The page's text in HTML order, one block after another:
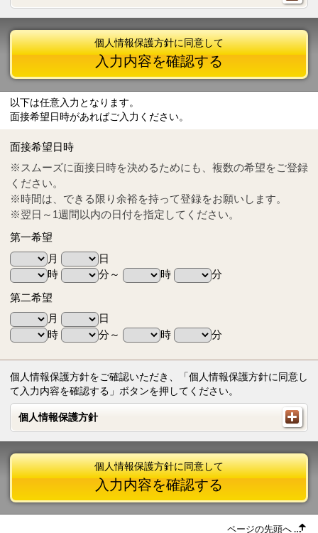
個人情報保護方針
Tel
0570-55-0314
個人情報保護方針に同意して
入力内容を確認する
以下は任意入力となります。
面接希望日時があればご入力ください。
面接希望日時
※スムーズに面接日時を決めるためにも、複数の希望をご登録
ください。
※時間は、できる限り余裕を持って登録をお願いします。
※翌日～1週間以内の日付を指定してください。
第一希望
月
日
時
分～ 時
分
第二希望
月
日
時
分～ 時 分
個人情報保護方針をご確認いただき、「個人情報保護方針に同意し
て入力内容を確認する」ボタンを押してください。
個人情報保護方針
個人情報保護方針
個人情報保護方針に同意して
入力内容を確認する
ページの先頭へ